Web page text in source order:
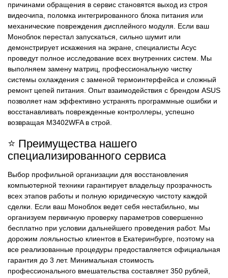
причинами обращения в сервис становятся выход из строя
видеочипа, поломка интегрированного блока питания или
механические повреждения дисплейного модуля. Если ваш
Моноблок перестал запускаться, сильно шумит или
демонстрирует искажения на экране, специалисты Асус
проведут полное исследование всех внутренних систем. Мы
выполняем замену матриц, профессиональную чистку
системы охлаждения с заменой термоинтерфейса и сложный
ремонт цепей питания. Опыт взаимодействия с брендом ASUS
позволяет нам эффективно устранять программные ошибки и
восстанавливать поврежденные контроллеры, успешно
возвращая M3402WFA в строй.
⭐ Преимущества нашего
специализированного сервиса
Выбор профильной организации для восстановления
компьютерной техники гарантирует владельцу прозрачность
всех этапов работы и полную юридическую чистоту каждой
сделки. Если ваш Моноблок ведет себя нестабильно, мы
организуем первичную проверку параметров совершенно
бесплатно при условии дальнейшего проведения работ. Мы
дорожим лояльностью клиентов в Екатеринбурге, поэтому на
все реализованные процедуры предоставляется официальная
гарантия до 3 лет. Минимальная стоимость
профессионального вмешательства составляет 350 рублей,